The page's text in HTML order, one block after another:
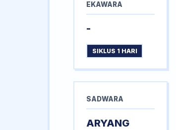
EKAWARA
-
SIKLUS 1 HARI
SADWARA
ARYANG